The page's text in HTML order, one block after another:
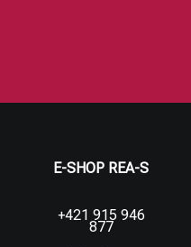
E-SHOP REA-S
+421 915 946
877